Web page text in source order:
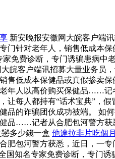
新安晚报安徽网大皖客户端
门针对老年人，销售低成本
家免费诊断，专门诱骗患病
皖客户端讯招募大量业务员
售低成本保健品或真假掺卖保
年人以高价购买保健品……记
让每人都持有“话术宝典”，
品的诈骗团伙成功被端。 如
品……记者从合肥包河警方获
多少錢一盒 他達拉非片吃個月
包河警方获悉，近日，一专
国知名专家免费诊断，专门